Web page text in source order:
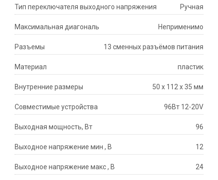
Тип переключателя выходного напряжения Ручная
Максимальная диагональ Неприменимо
Разъемы 13 сменных разъёмов питания
Материал пластик
Внутренние размеры 50 х 112 х 35 мм
Совместимые устройства 96Вт 12-20V
Выходная мощность, Вт 96
Выходное напряжение мин , В 12
Выходное напряжение макс , В 24